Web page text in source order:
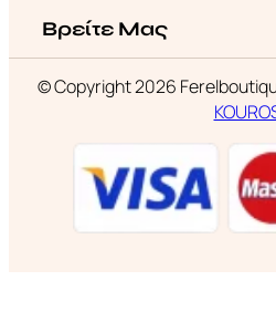
Βρείτε Μας
© Copyright 2026